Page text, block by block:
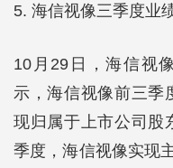
5. 海信视像三季度业
10月29日，海信视
示，海信视像前三季
现归属于上市公司股
季度，海信视像实现